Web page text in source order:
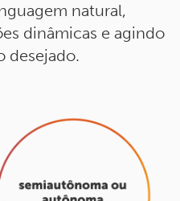
natural,
dinâmicas e agindo
desejado.